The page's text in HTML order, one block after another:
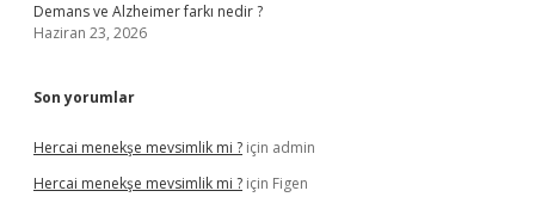
Demans ve Alzheimer farkı nedir ?
Haziran 23, 2026
Son yorumlar
Hercai menekşe mevsimlik mi ? için admin
Hercai menekşe mevsimlik mi ? için Figen